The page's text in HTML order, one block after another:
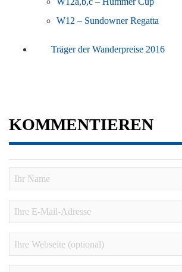
W12 – Sundowner Regatta
Träger der Wanderpreise 2016
KOMMENTIEREN